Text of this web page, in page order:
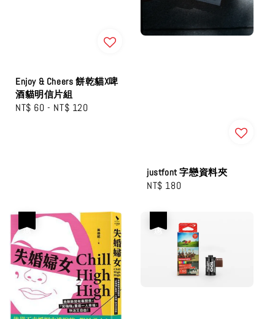
Enjoy & Cheers 餅乾貓X啤
酒貓明信片組
Regular
NT$ 60 - NT$ 120
justfont 字戀資料夾
Regular
NT$ 180